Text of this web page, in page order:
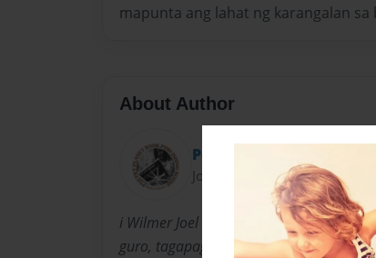
mapunta ang lahat ng karangalan sa
About Author
Poetry Planet
Joined: Feb-28-2018
i Wilmer Joel S. Decano ay isang multi-
guro, tagapagsalita, mananaliksik, at